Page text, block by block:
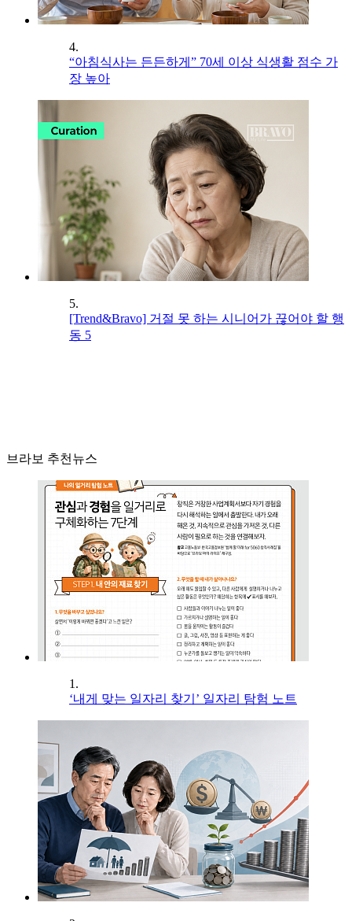
4.
“아침식사는 든든하게” 70세 이상 식생활 점수 가
장 높아
5.
[Trend&Bravo] 거절 못 하는 시니어가 끊어야 할 행
동 5
브라보 추천뉴스
1.
‘내게 맞는 일자리 찾기’ 일자리 탐험 노트